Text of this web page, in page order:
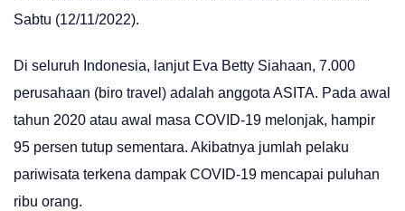
Sabtu (12/11/2022).
Di seluruh Indonesia, lanjut Eva Betty Siahaan, 7.000
perusahaan (biro travel) adalah anggota ASITA. Pada awal
tahun 2020 atau awal masa COVID-19 melonjak, hampir
95 persen tutup sementara. Akibatnya jumlah pelaku
pariwisata terkena dampak COVID-19 mencapai puluhan
ribu orang.